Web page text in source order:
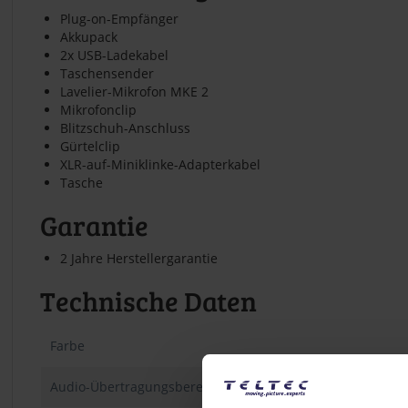
Plug-on-Empfänger
Akkupack
2x USB-Ladekabel
Taschensender
Lavelier-Mikrofon MKE 2
Mikrofonclip
Blitzschuh-Anschluss
Gürtelclip
XLR-auf-Miniklinke-Adapterkabel
Tasche
Garantie
2 Jahre Herstellergarantie
Technische Daten
Farbe
Audio-Übertragungsbereich